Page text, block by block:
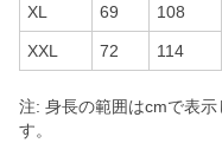
XL 69 108
XXL 72 114
注: 身長の範囲はcmで表
す。